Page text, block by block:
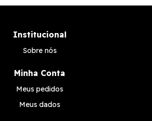
Institucional
Sobre nós
Minha Conta
Meus pedidos
Meus dados